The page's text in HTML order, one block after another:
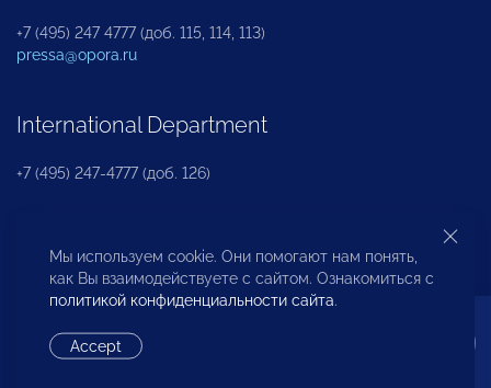
+7 (495) 247 4777 (доб. 115, 114, 113)
pressa@opora.ru
International Department
+7 (495) 247-4777 (доб. 126)
Business and Investment Rights Protection
Department
Мы используем cookie. Они помогают нам понять,
как Вы взаимодействуете с сайтом. Ознакомиться с
политикой конфиденциальности сайта.
Accept